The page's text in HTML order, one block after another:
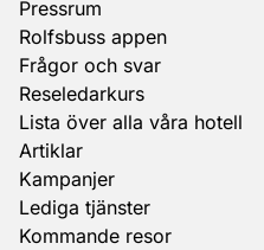
Pressrum
Rolfsbuss appen
Frågor och svar
Reseledarkurs
Lista över alla våra hotell
Artiklar
Kampanjer
Lediga tjänster
Kommande resor